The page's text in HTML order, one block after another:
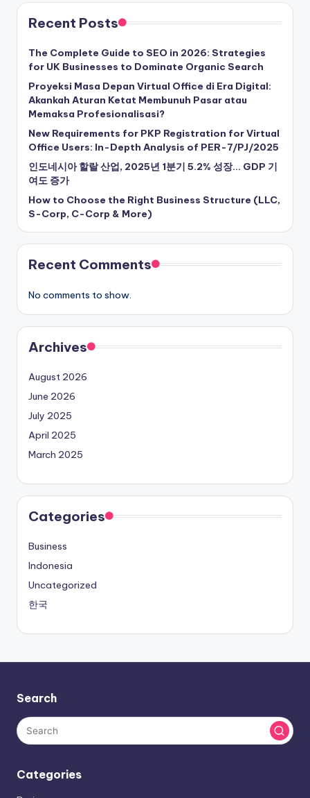
Recent Posts
The Complete Guide to SEO in 2026: Strategies
for UK Businesses to Dominate Organic Search
Proyeksi Masa Depan Virtual Office di Era Digital:
Akankah Aturan Ketat Membunuh Pasar atau
Memaksa Profesionalisasi?
New Requirements for PKP Registration for Virtual
Office Users: In-Depth Analysis of PER-7/PJ/2025
인도네시아 할랄 산업, 2025년 1분기 5.2% 성장… GDP 기
여도 증가
How to Choose the Right Business Structure (LLC,
S-Corp, C-Corp & More)
Recent Comments
No comments to show.
Archives
August 2026
June 2026
July 2025
April 2025
March 2025
Categories
Business
Indonesia
Uncategorized
한국
Search
Categories